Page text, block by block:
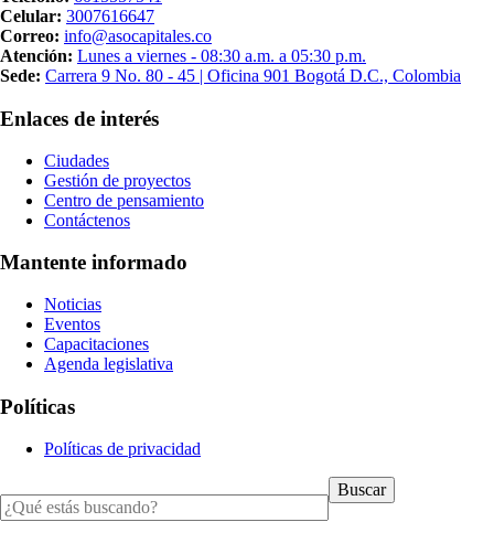
Celular: 3007616647
Correo: info@asocapitales.co
Atención: Lunes a viernes - 08:30 a.m. a 05:30 p.m.
Sede: Carrera 9 No. 80 - 45 | Oficina 901 Bogotá D.C., Colombia
Enlaces de interés
Ciudades
Gestión de proyectos
Centro de pensamiento
Contáctenos
Mantente informado
Noticias
Eventos
Capacitaciones
Agenda legislativa
Políticas
Políticas de privacidad
Buscar